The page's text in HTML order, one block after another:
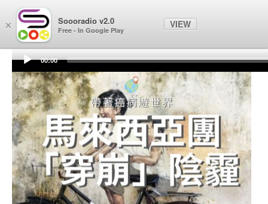
Soooradio
Audio
Player
00:00
× Soooradio v2.0
Free - In Google Play
VIEW